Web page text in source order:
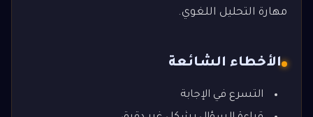
مهارة التحليل اللغوي.
الأخطاء الشائعة
التسرع في الإجابة